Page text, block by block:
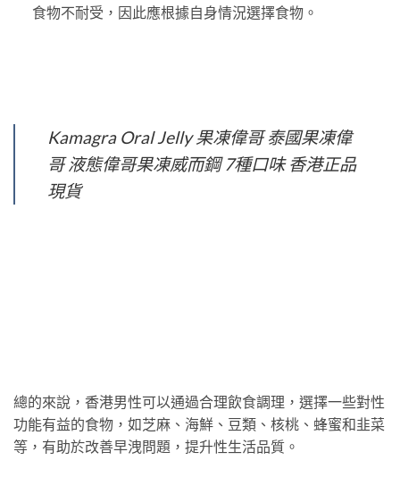
食物不耐受，因此應根據自身情況選擇食物。
Kamagra Oral Jelly 果凍偉哥 泰國果凍偉
哥 液態偉哥果凍威而鋼 7種口味 香港正品
現貨
總的來說，香港男性可以通過合理飲食調理，選擇一些對性
功能有益的食物，如芝麻、海鮮、豆類、核桃、蜂蜜和韭菜
等，有助於改善早洩問題，提升性生活品質。